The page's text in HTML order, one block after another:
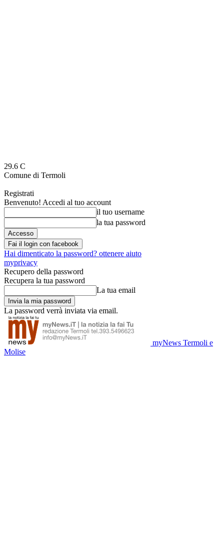
29.6 C
Comune di Termoli
Registrati
Benvenuto! Accedi al tuo account
il tuo username
la tua password
Fai il login con facebook
Hai dimenticato la password? ottenere aiuto
myprivacy
Recupero della password
Recupera la tua password
La tua email
La password verrà inviata via email.
myNews Termoli e
Molise